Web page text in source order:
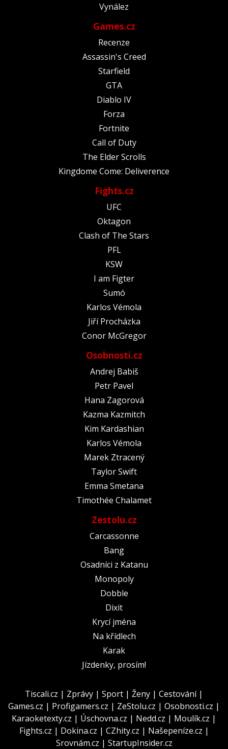
Vynález
Games.cz
Recenze
Assassin's Creed
Starfield
GTA
Diablo IV
Forza
Fortnite
Call of Duty
The Elder Scrolls
Kingdome Come: Deliverence
Fights.cz
UFC
Oktagon
Clash of The Stars
PFL
KSW
I am Figter
Sumó
Karlos Vémola
Jiří Procházka
Conor McGregor
Osobnosti.cz
Andrej Babiš
Petr Pavel
Hana Zagorová
Kazma Kazmitch
Kim Kardashian
Karlos Vémola
Marek Ztracený
Taylor Swift
Emma Smetana
Timothée Chalamet
Zestolu.cz
Carcassonne
Bang
Osadníci z Katanu
Monopoly
Dobble
Dixit
Krycí jména
Na křídlech
Karak
Jízdenky, prosím!
Tiscali.cz | Zprávy | Sport | Ženy | Cestování|
Games.cz | Profigamers.cz | ZeStolu.cz | Osobnosti.cz |
Karaoketexty.cz | Úschovna.cz | Nedd.cz | Moulík.cz |
Fights.cz | Dokina.cz | CZhity.cz | Našepeníze.cz |
Srovnám.cz | StartupInsider.cz